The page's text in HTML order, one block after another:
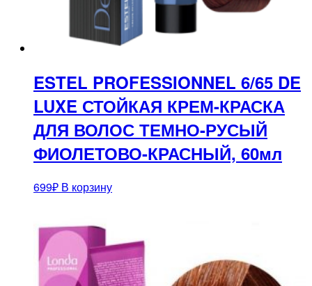
ESTEL PROFESSIONNEL 6/65 DE
LUXE СТОЙКАЯ КРЕМ-КРАСКА
ДЛЯ ВОЛОС ТЕМНО-РУСЫЙ
ФИОЛЕТОВО-КРАСНЫЙ, 60мл
699₽ В корзину